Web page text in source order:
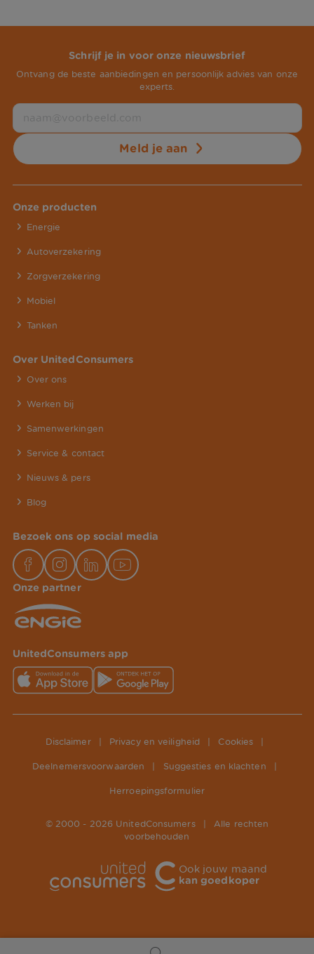
Schrijf je in voor onze nieuwsbrief
Ontvang de beste aanbiedingen en persoonlijk advies van onze
experts.
Meld je aan
Onze producten
Energie
Autoverzekering
Zorgverzekering
Mobiel
Tanken
Over UnitedConsumers
Over ons
Werken bij
Samenwerkingen
Service & contact
Nieuws & pers
Blog
Bezoek ons op social media
Onze partner
UnitedConsumers app
Disclaimer Privacy en veiligheid Cookies
Deelnemersvoorwaarden Suggesties en klachten
Herroepingsformulier
© 2000 - 2026 UnitedConsumers
Alle rechten
voorbehouden
Ook jouw maand
kan goedkoper